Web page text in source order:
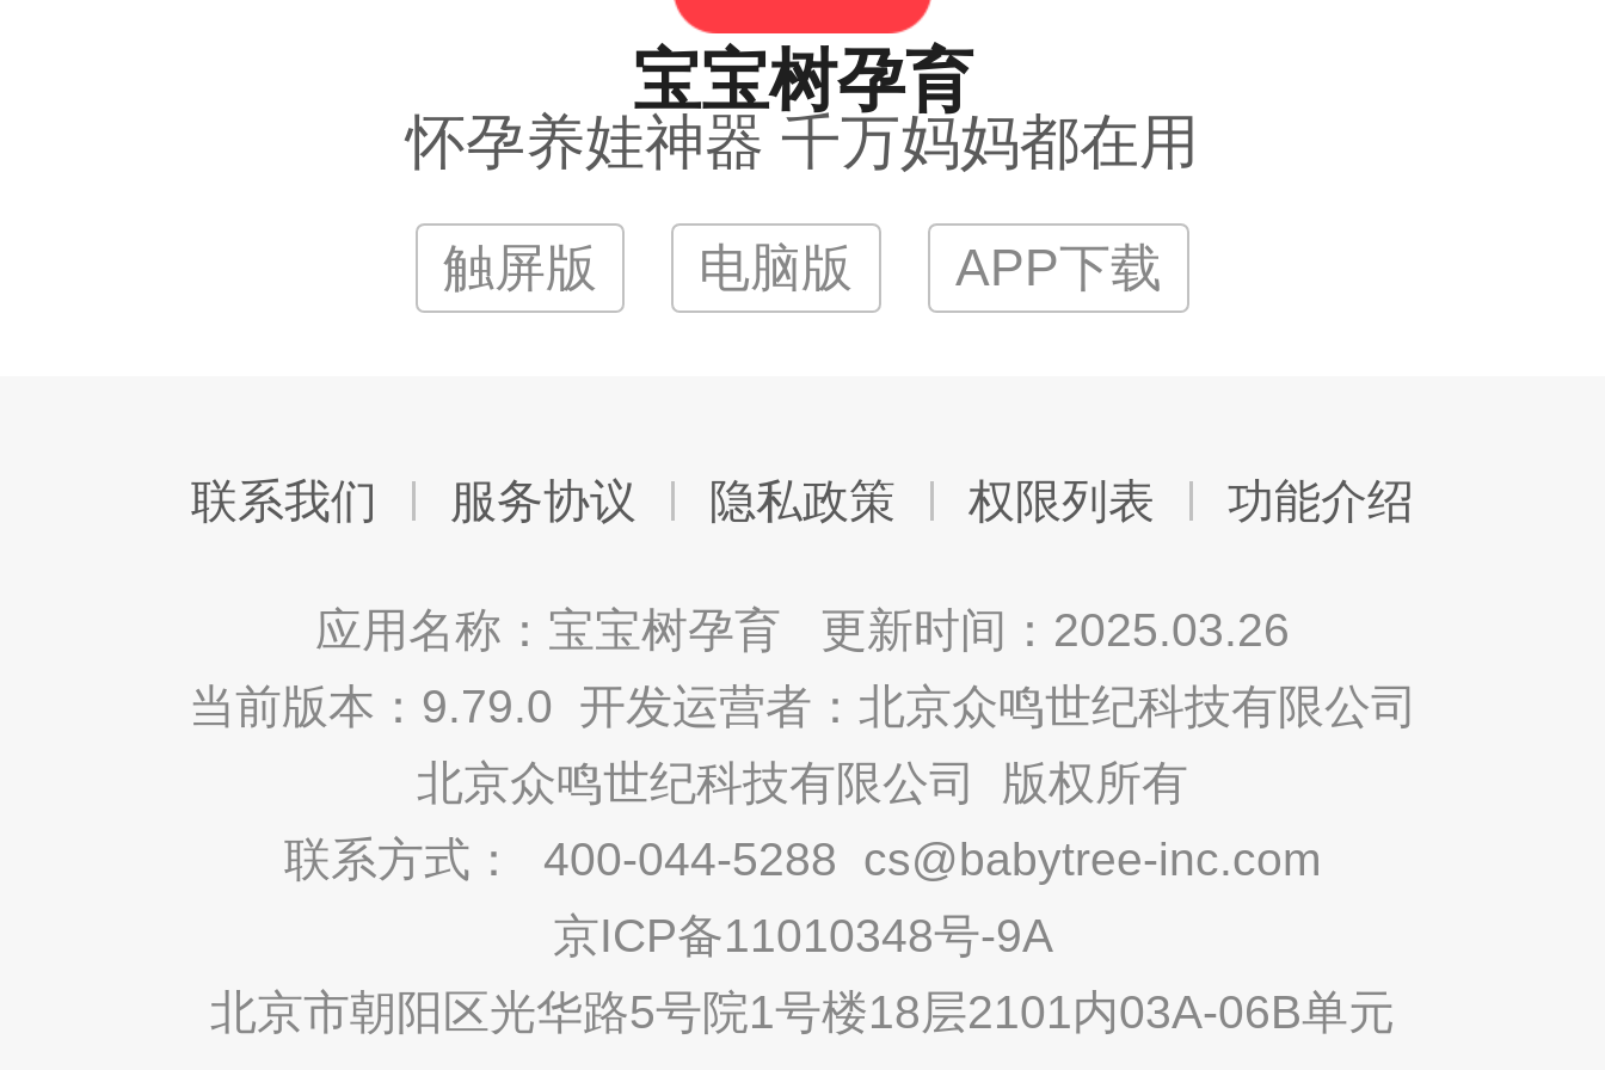
宝宝树孕育
怀孕养娃神器 千万妈妈都在用
触屏版 电脑版 APP下载
联系我们 服务协议 隐私政策 权限列表 功能介绍
应用名称：宝宝树孕育 更新时间：2025.03.26
当前版本：9.79.0 开发运营者：北京众鸣世纪科技有限公司
北京众鸣世纪科技有限公司 版权所有
联系方式： 400-044-5288 cs@babytree-inc.com
京ICP备11010348号-9A
北京市朝阳区光华路5号院1号楼18层2101内03A-06B单元